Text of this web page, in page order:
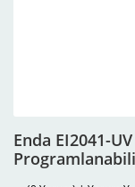
Enda EI2041-